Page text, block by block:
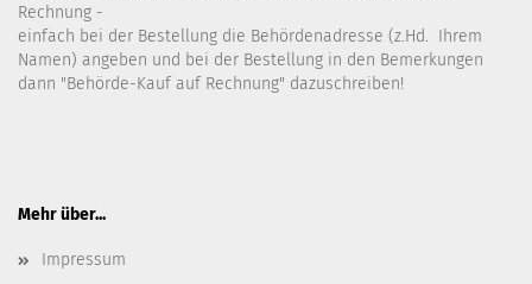
Rechnung -
einfach bei der Bestellung die Behördenadresse (z.Hd. Ihrem
Namen) angeben und bei der Bestellung in den Bemerkungen
dann "Behörde-Kauf auf Rechnung" dazuschreiben!
Mehr über...
Impressum